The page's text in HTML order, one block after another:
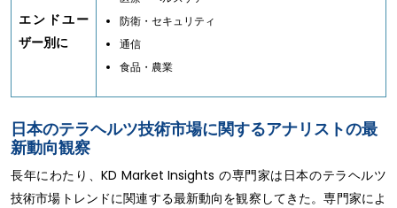
エンドユー
ザー別に
防衛・セキュリティ
通信
食品・農業
日本のテラヘルツ技術市場に関するアナリストの最
新動向観察
長年にわたり、KD Market Insights の専門家は日本のテラヘルツ
技術市場トレンドに関連する最新動向を観察してきた。専門家によ